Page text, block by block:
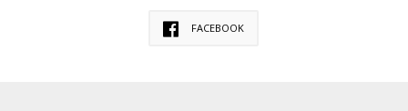
FACEBOOK